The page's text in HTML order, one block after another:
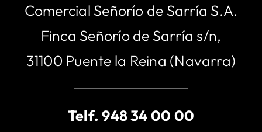
Comercial Señorío de Sarría S.A.
Finca Señorío de Sarría s/n,
31100 Puente la Reina (Navarra)
Telf.948 34 00 00